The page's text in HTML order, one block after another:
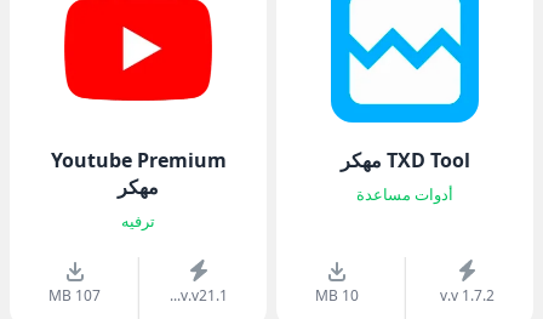
TXD Tool مهكر
أدوات مساعدة
v.v 1.7.2
10 MB
Youtube Premium
مهكر
ترفيه
v.v21.1...
107 MB